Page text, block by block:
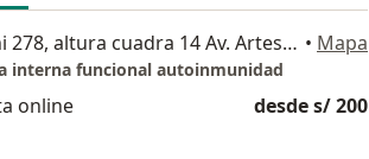
Cavallini 278, altura cuadra 14 Av. Artes Norte, Lima • Mapa
interna funcional autoinmunidad
online desde s/ 200